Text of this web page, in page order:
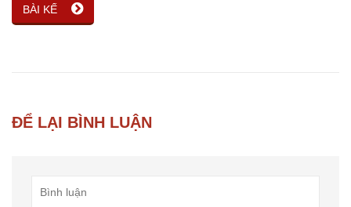
BÀI KẾ
ĐỂ LẠI BÌNH LUẬN